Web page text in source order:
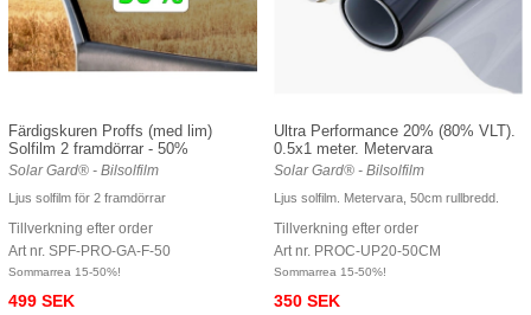
Färdigskuren Proffs (med lim)
Solfilm 2 framdörrar - 50%
Solar Gard® - Bilsolfilm
Ljus solfilm för 2 framdörrar
Tillverkning efter order
Art nr. SPF-PRO-GA-F-50
Sommarrea 15-50%!
499 SEK
Ultra Performance 20% (80% VLT).
0.5x1 meter. Metervara
Solar Gard® - Bilsolfilm
Ljus solfilm. Metervara, 50cm rullbredd.
Tillverkning efter order
Art nr. PROC-UP20-50CM
Sommarrea 15-50%!
350 SEK